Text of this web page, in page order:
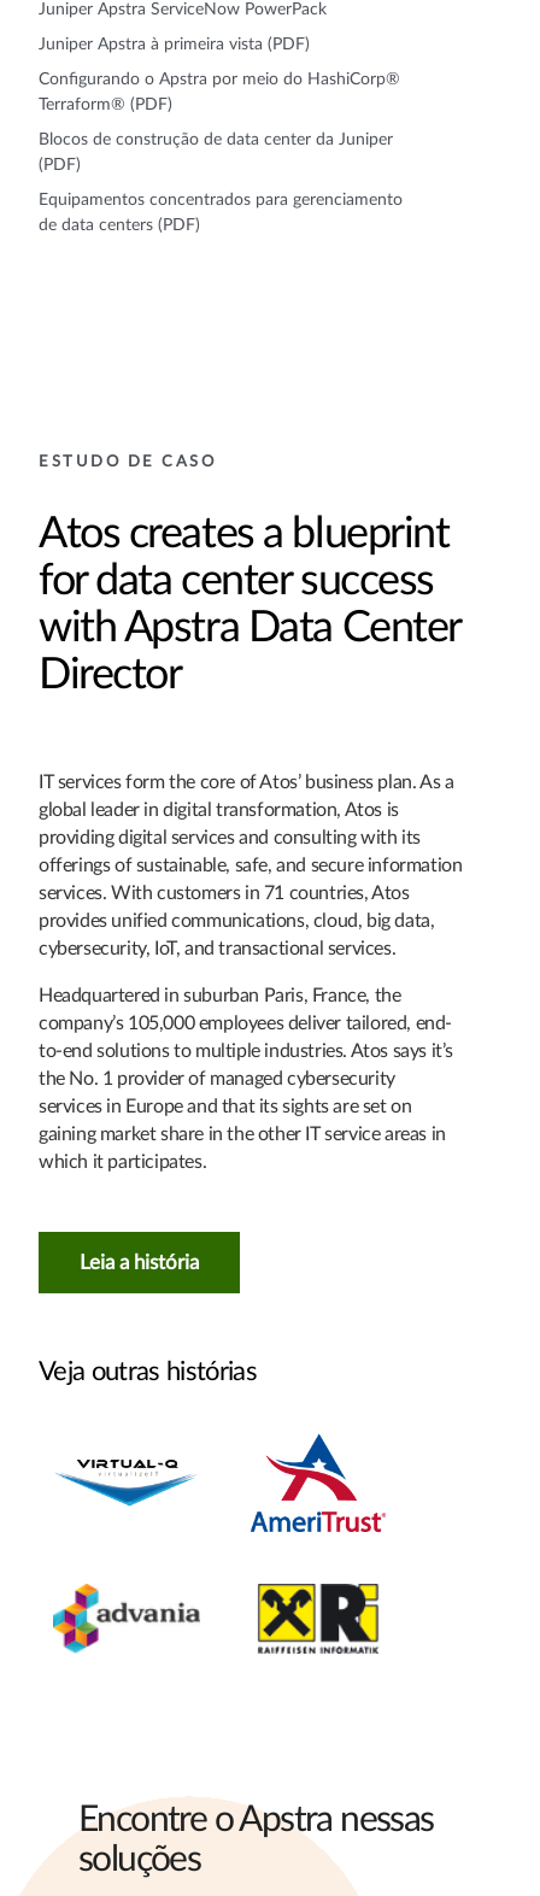
Juniper Apstra ServiceNow PowerPack
Juniper Apstra à primeira vista (PDF)
Configurando o Apstra por meio do HashiCorp®
Terraform® (PDF)
Blocos de construção de data center da Juniper
(PDF)
Equipamentos concentrados para gerenciamento
de data centers (PDF)
ESTUDO DE CASO
Atos creates a blueprint
for data center success
with Apstra Data Center
Director
IT services form the core of Atos’ business plan. As a
global leader in digital transformation, Atos is
providing digital services and consulting with its
offerings of sustainable, safe, and secure information
services. With customers in 71 countries, Atos
provides unified communications, cloud, big data,
cybersecurity, IoT, and transactional services.
Headquartered in suburban Paris, France, the
company’s 105,000 employees deliver tailored, end-
to-end solutions to multiple industries. Atos says it’s
the No. 1 provider of managed cybersecurity
services in Europe and that its sights are set on
gaining market share in the other IT service areas in
which it participates.
Leia a história
Veja outras histórias
Encontre o Apstra nessas
soluções